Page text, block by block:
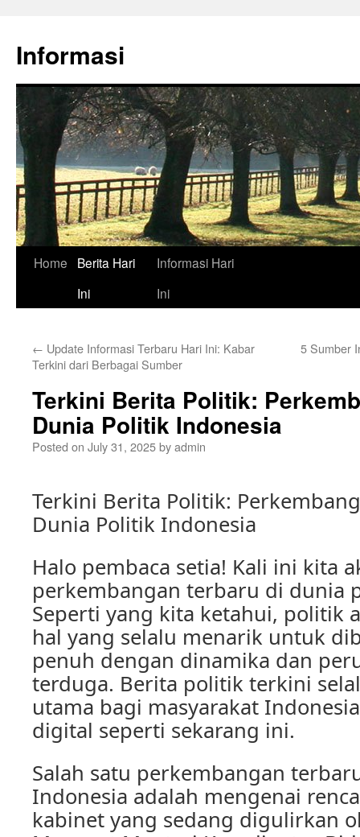
content
Informasi
Home
Berita Hari
Ini
Informasi Hari
Ini
← Update Informasi Terbaru Hari Ini: Kabar
Terkini dari Berbagai Sumber
5 Sumber
Terkini Berita Politik:
Dunia Politik Indonesia
Posted on July 31, 2025byadmin
Terkini Berita Politik:
Dunia Politik Indonesia
Halo pembaca setia! Kali ini kita
perkembangan terbaru di dunia
Seperti yang kita ketahui, politik
hal yang selalu menarik untuk
penuh dengan dinamika dan
terduga. Berita politik terkini
utama bagi masyarakat
digital seperti sekarang ini.
Salah satu perkembangan
Indonesia adalah mengenai
kabinet yang sedang digulirkan